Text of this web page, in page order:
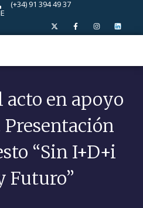
(+34) 91 394 49 37
acto en apoyo
Presentación
“Sin I+D+i
Futuro”